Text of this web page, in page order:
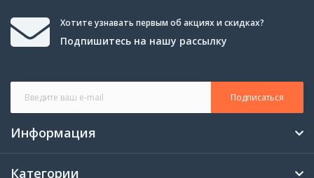
Хотите узнавать первым об акциях и скидках?
Подпишитесь на нашу рассылку
Подписаться
Информация
Категории